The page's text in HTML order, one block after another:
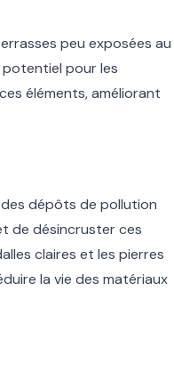
peu exposées au
pour les
éléments, améliorant
dépôts de pollution
de désincruster ces
claires et les pierres
la vie des matériaux